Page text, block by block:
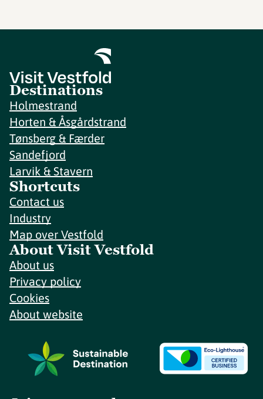
Destinations
Holmestrand
Horten & Åsgårdstrand
Tønsberg & Færder
Sandefjord
Larvik & Stavern
Shortcuts
Contact us
Industry
Map over Vestfold
About Visit Vestfold
About us
Privacy policy
Cookies
About website